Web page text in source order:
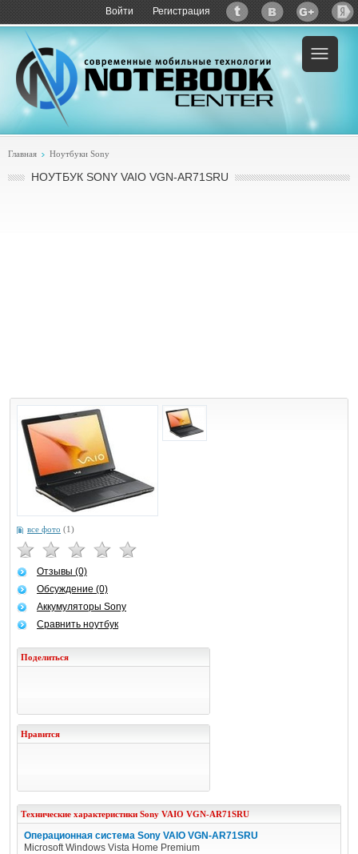
Войти Регистрация
Пример:купить Sony VAIO VGN-AR71SRU
Главная Ноутбуки Sony
НОУТБУК SONY VAIO VGN-AR71SRU
все фото (1)
Отзывы (0)
Обсуждение (0)
Аккумуляторы Sony
Сравнить ноутбук
Поделиться
Нравится
Технические характеристики Sony VAIO VGN-AR71SRU
Операционная система Sony VAIO VGN-AR71SRU
Microsoft Windows Vista Home Premium